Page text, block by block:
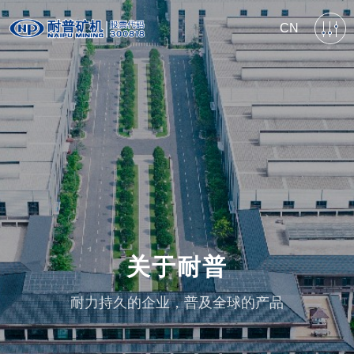
CN
关于耐普
耐力持久的企业，普及全球的产品